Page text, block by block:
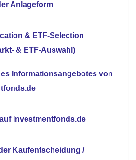
Anlageform
& ETF-Selection
& ETF-Auswahl)
Informationsangebotes von
Investmentfonds.de
Kaufentscheidung /